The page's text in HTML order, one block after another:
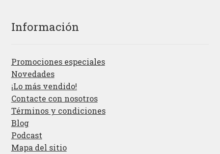
Información
Promociones especiales
Novedades
¡Lo más vendido!
Contacte con nosotros
Términos y condiciones
Blog
Podcast
Mapa del sitio